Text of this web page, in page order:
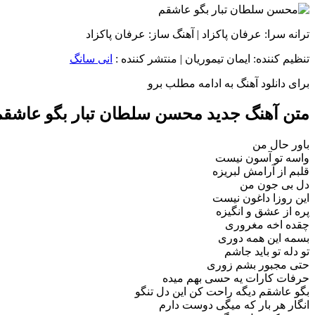
ترانه سرا: عرفان پاکزاد | آهنگ ساز: عرفان پاکزاد
تنظیم کننده: ایمان تیموریان | منتشر کننده : انی سانگ
برای دانلود آهنگ به ادامه مطلب برو
متن آهنگ جدید محسن سلطان تبار بگو
باور حال من
واسه تو آسون نیست
قلبم از آرامش لبریزه
دل بی جون من
این روزا داغون نیست
پره از عشق و انگیزه
چقده اخه مغروری
بسمه این همه دوری
تو دله تو باید جاشم
حتی مجبور بشم زوری
حرفات کارات یه حسی بهم میده
بگو عاشقم دیگه راحت کن این دل تنگو
انگار هر بار که میگی دوست دارم